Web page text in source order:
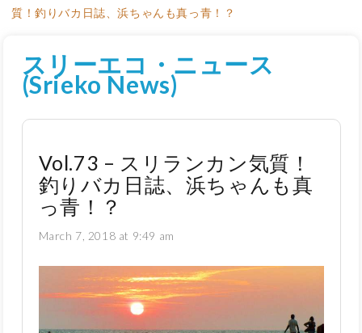
質！釣りバカ日誌、浜ちゃんも真っ青！？
スリーエコ・ニュース
(Srieko News)
Vol.73 – スリランカン気質！
釣りバカ日誌、浜ちゃんも真
っ青！？
March 7, 2018 at 9:49 am